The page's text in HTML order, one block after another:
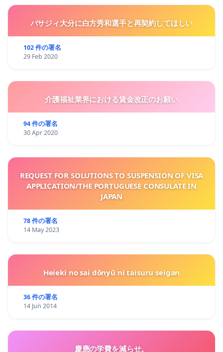
バサジィ大分に白方秀和選手と再契約してほしい
102 件の署名
29 Feb 2020
介護福祉業界における賃金改正のお願い
94 件の署名
30 Apr 2020
REQUEST FOR SOLUTIONS TO SUSPENSION OF VISA
APPLICATION/THE PORTUGUESE CONSULATE IN
JAPAN
78 件の署名
14 May 2023
Heieki no sai dōnyū ni taisuru seigan
36 件の署名
14 Jun 2014
慶應の学費を減らせ。